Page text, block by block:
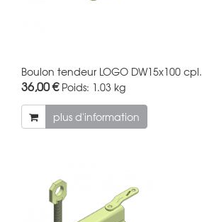
Boulon tendeur LOGO DW15x100 cpl.
36,00 € Poids: 1.03 kg
plus d'information